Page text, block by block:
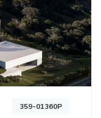
359-01360P